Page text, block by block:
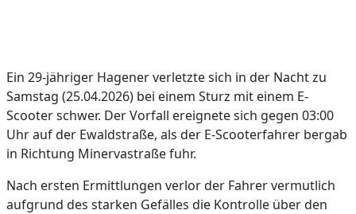
Ein 29-jähriger Hagener verletzte sich in der Nacht zu
Samstag (25.04.2026) bei einem Sturz mit einem E-
Scooter schwer. Der Vorfall ereignete sich gegen 03:00
Uhr auf der Ewaldstraße, als der E-Scooterfahrer bergab
in Richtung Minervastraße fuhr.
Nach ersten Ermittlungen verlor der Fahrer vermutlich
aufgrund des starken Gefälles die Kontrolle über den